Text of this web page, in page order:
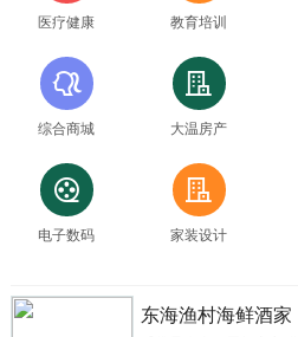
医疗健康 教育培训
美
综合商城
住
大温房产
看
电子数码
住
家装设计
东海渔村海鲜酒家